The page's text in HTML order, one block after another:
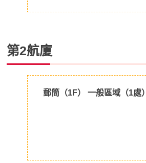
第2航廈
郵筒（1F） 一般區域（1處）